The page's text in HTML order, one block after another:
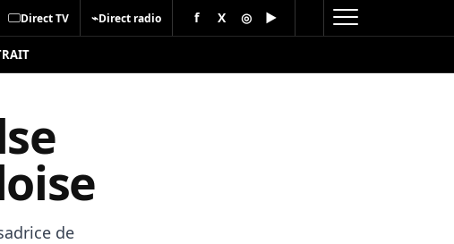
Direct TV ⌁Direct radio f X ◎ ▶
de